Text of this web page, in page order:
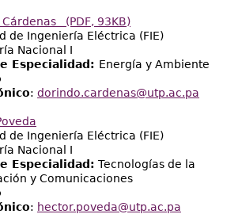
(PDF, 93KB)
de Ingeniería Eléctrica (FIE)
Nacional I
Especialidad: Energía y Ambiente
: dorindo.cardenas@utp.ac.pa
de Ingeniería Eléctrica (FIE)
Nacional I
Especialidad: Tecnologías de la
y Comunicaciones
: hector.poveda@utp.ac.pa